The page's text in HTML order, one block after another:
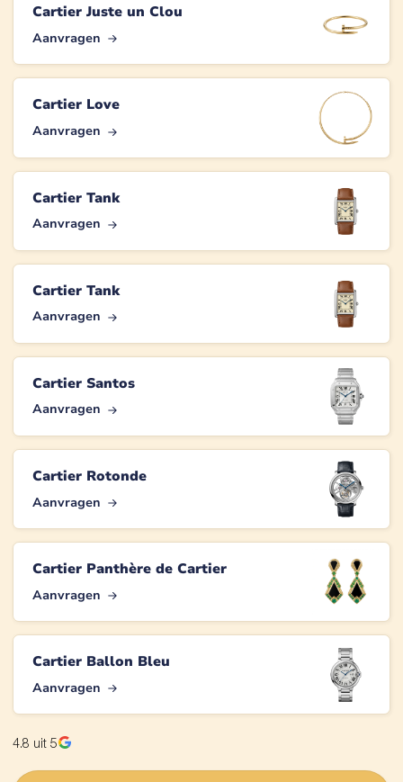
Cartier Juste un Clou
Aanvragen
Cartier Love
Aanvragen
Cartier Tank
Aanvragen
Cartier Tank
Aanvragen
Cartier Santos
Aanvragen
Cartier Rotonde
Aanvragen
Cartier Panthère de Cartier
Aanvragen
Cartier Ballon Bleu
Aanvragen
4.8 uit 5